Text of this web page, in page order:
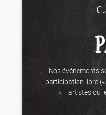
Nos événements
participation libre
artistes ou